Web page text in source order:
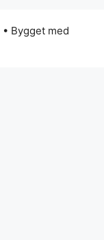
• Bygget med